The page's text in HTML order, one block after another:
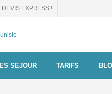
DEVIS EXPRESS !
SEJOUR TARIFS